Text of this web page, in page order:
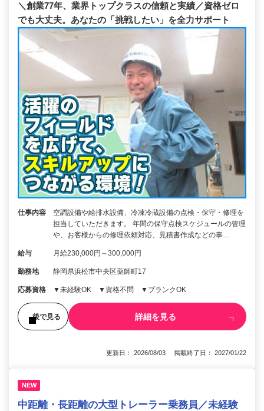
＼創業77年、業界トップクラスの信頼と実績／資格ゼロ
でも大丈夫。あなたの「挑戦したい」を全力サポート
仕事内容
空調設備や給排水設備、冷凍冷蔵設備の点検・保守・修理を
担当していただきます。 年間の保守点検スケジュールの管理
や、お客様からの修理依頼対応、見積書作成などの事…
給与 月給230,000円～300,000円
勤務地 静岡県浜松市中央区薬師町17
応募資格 ▼未経験OK ▼資格不問 ▼ブランクOK
後で見る 詳細を見る
更新日： 2026/08/03 掲載終了日： 2027/01/22
NEW
中距離・長距離の大型トレーラー乗務員／未経験